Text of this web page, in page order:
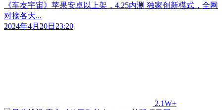
《车友宇宙》苹果安卓以上架，4.25内测 独家创新模式，全网
对接各大...
2024年4月20日23:20
2.1W+